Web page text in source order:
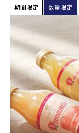
期間限定 数量限定